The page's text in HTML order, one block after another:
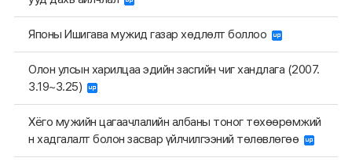
Японы Ишигава мужид газар хөдлөлт боллоо
Олон улсын харилцаа эдийн засгийн чиг хандлага (2007.
3.19~3.25)
Хёго мужийн цагаачлалийн албаны тоног төхөөрөмжий
н хадгалалт болон засвар үйлчилгээний төлөвлөгөө